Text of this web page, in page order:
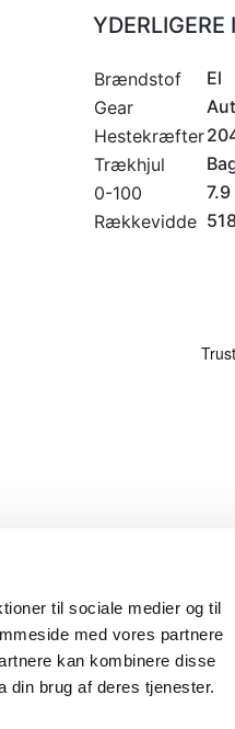
til sociale medier og til
med vores partnere
kan kombinere disse
din brug af deres tjenester.
Brændstof
El
Gear
Hestekræfter
Trækhjul
0-100
Rækkevidde 518